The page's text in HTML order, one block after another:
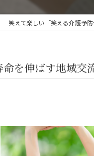
笑えて楽しい「笑える介護予防
を伸ばす地域交